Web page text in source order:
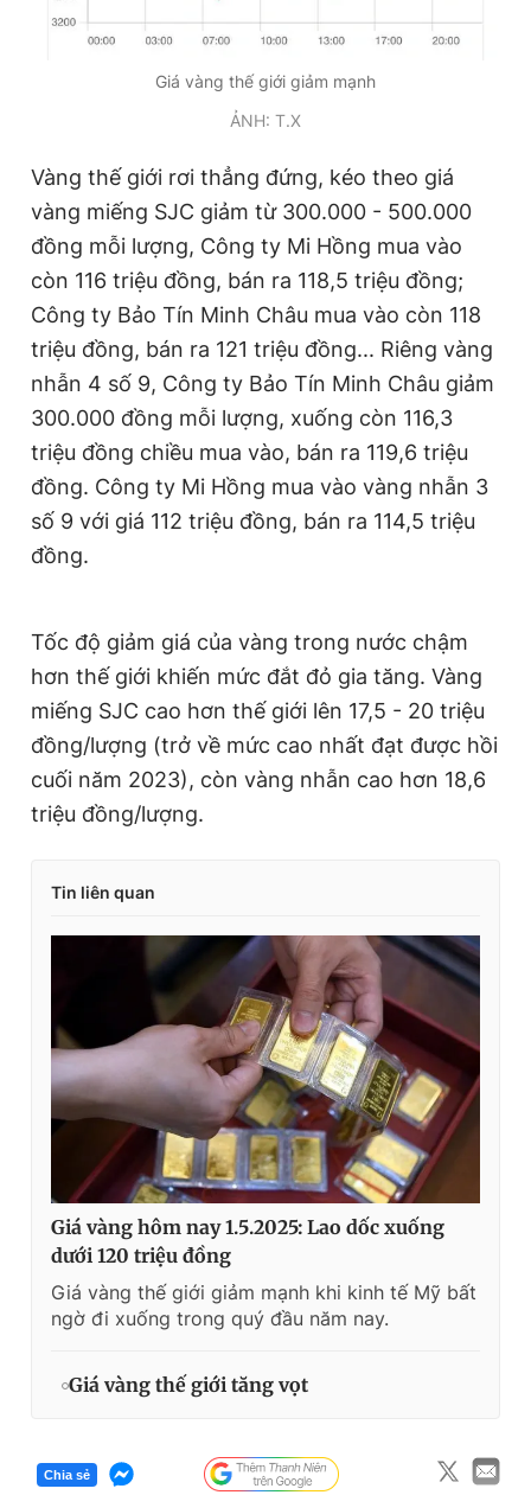
Giá vàng thế giới giảm mạnh
ẢNH: T.X
Vàng thế giới rơi thẳng đứng, kéo theo giá
vàng miếng SJC giảm từ 300.000 - 500.000
đồng mỗi lượng, Công ty Mi Hồng mua vào
còn 116 triệu đồng, bán ra 118,5 triệu đồng;
Công ty Bảo Tín Minh Châu mua vào còn 118
triệu đồng, bán ra 121 triệu đồng... Riêng vàng
nhẫn 4 số 9, Công ty Bảo Tín Minh Châu giảm
300.000 đồng mỗi lượng, xuống còn 116,3
triệu đồng chiều mua vào, bán ra 119,6 triệu
đồng. Công ty Mi Hồng mua vào vàng nhẫn 3
số 9 với giá 112 triệu đồng, bán ra 114,5 triệu
đồng.
Tốc độ giảm giá của vàng trong nước chậm
hơn thế giới khiến mức đắt đỏ gia tăng. Vàng
miếng SJC cao hơn thế giới lên 17,5 - 20 triệu
đồng/lượng (trở về mức cao nhất đạt được hồi
cuối năm 2023), còn vàng nhẫn cao hơn 18,6
triệu đồng/lượng.
Tin liên quan
Giá vàng hôm nay 1.5.2025: Lao dốc xuống
dưới 120 triệu đồng
Giá vàng thế giới giảm mạnh khi kinh tế Mỹ bất
ngờ đi xuống trong quý đầu năm nay.
Giá vàng thế giới tăng vọt
Chia sẻ